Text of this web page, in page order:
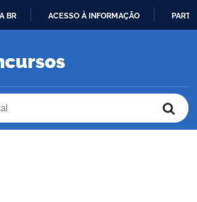
O
BR ACESSO À INFORMAÇÃO